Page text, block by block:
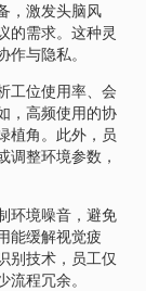
，激发头脑风
的需求。这种灵
与隐私。
工位使用率、会
，高频使用的协
植角。此外，员
调整环境参数，
环境噪音，避免
能缓解视觉疲
别技术，员工仅
程冗余。